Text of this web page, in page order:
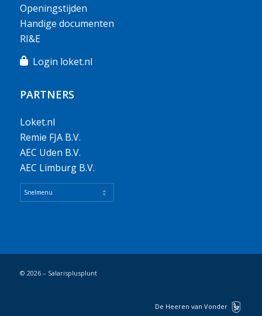
Openingstijden
Handige documenten
RI&E
Login loket.nl
PARTNERS
Loket.nl
Remie FJA B.V.
AEC Uden B.V.
AEC Limburg B.V.
© 2026 – Salarisplusplunt
De Heeren van Vonder